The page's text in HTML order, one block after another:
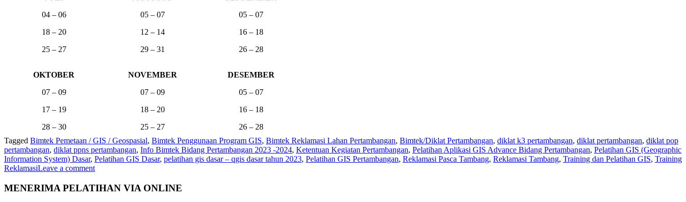
04 – 06
05 – 07
05 – 07
18 – 20
12 – 14
16 – 18
25 – 27
29 – 31 26 – 28
OKTOBER NOVEMBER
DESEMBER
07 – 09
07 – 09
05 – 07
17 – 19
18 – 20
16 – 18
28 – 30
25 – 27
26 – 28
Tagged Bimtek Pemetaan / GIS / Geospasial, Bimtek Penggunaan Program GIS, Bimtek Reklamasi Lahan Pertambangan, Bimtek/Diklat Pertambangan, diklat k3 pertambangan, diklat pertambangan, diklat pop
pertambangan, diklat ppns pertambangan, Info Bimtek Bidang Pertambangan 2023 -2024, Ketentuan Kegiatan Pertambangan, Pelatihan Aplikasi GIS Advance Bidang Pertambangan, Pelatihan GIS (Geographic
Information System) Dasar, Pelatihan GIS Dasar, pelatihan gis dasar – qgis dasar tahun 2023, Pelatihan GIS Pertambangan, Reklamasi Pasca Tambang, Reklamasi Tambang, Training dan Pelatihan GIS, Training
ReklamasiLeave a comment
MENERIMA PELATIHAN VIA ONLINE